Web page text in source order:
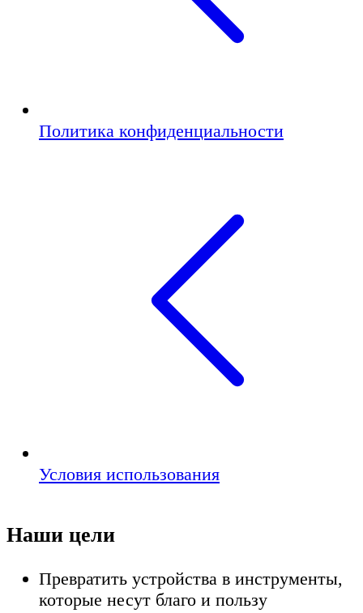
Политика конфиденциальности
Условия использования
Наши цели
Превратить устройства в инструменты,
которые несут благо и пользу